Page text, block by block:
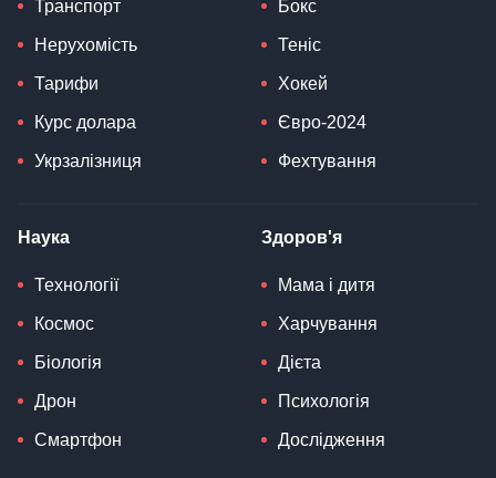
Транспорт
Нерухомість
Тарифи
Курс долара
Укрзалізниця
Бокс
Теніс
Хокей
Євро-2024
Фехтування
Наука
Технології
Космос
Біологія
Дрон
Смартфон
Здоров'я
Мама і дитя
Харчування
Дієта
Психологія
Дослідження